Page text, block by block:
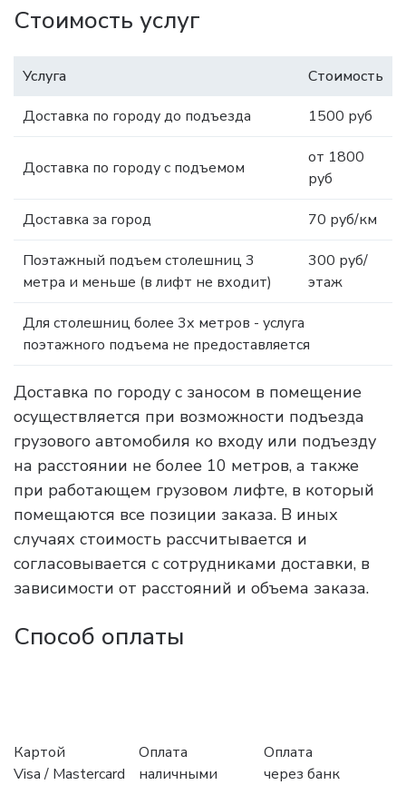
Стоимость услуг
Услуга
Стоимость
Доставка по городу до подъезда
1500 руб
Доставка по городу с подъемом
от 1800
руб
Доставка за город 70 руб/км
Поэтажный подъем столешниц 3
метра и меньше (в лифт не входит)
300 руб/
этаж
Для столешниц более 3х метров - услуга
поэтажного подъема не предоставляется
Доставка по городу с заносом в помещение
осуществляется при возможности подъезда
грузового автомобиля ко входу или подъезду
на расстоянии не более 10 метров, а также
при работающем грузовом лифте, в который
помещаются все позиции заказа. В иных
случаях стоимость рассчитывается и
согласовывается с сотрудниками доставки, в
зависимости от расстояний и объема заказа.
Способ оплаты
Картой
Visa / Mastercard
Оплата
наличными
Оплата
через банк